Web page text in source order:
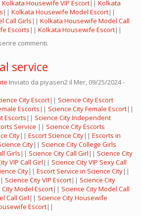
Kolkata Housewife VIP Escort|| Kolkata
|| Kolkata Housewife Model Escort||
Call Girls || Kolkata Housewife Model Call
Escorts || Kolkata Housewife Escort||
commenti.
service
Inviato da piyasen2 il Mer, 09/25/2024 -
City Escort|| Science City Escort
Escorts || Science City Female Escort||
Escorts || Science City Independent
Service || Science City Escorts
City|| Escort Science City|| Escorts in
City|| Science City College Girls
Girls || Science City Call Girl || Science City
VIP Call Girl || Science City VIP Sexy Call
City|| Escort Service in Science City||
Science City VIP Escort|| Science City
City Model Escort|| Science City Model Call
Call Girl || Science City Housewife
Escort||